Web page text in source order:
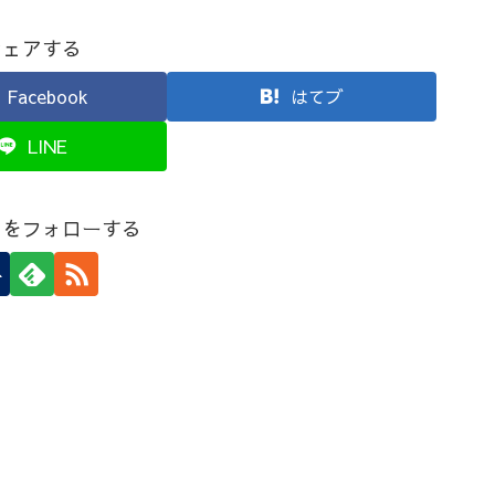
アする
Facebook はてブ
LINE
フォローする